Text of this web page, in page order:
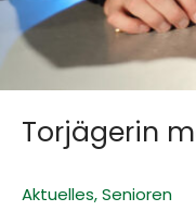
Torjägerin
Aktuelles,Senioren